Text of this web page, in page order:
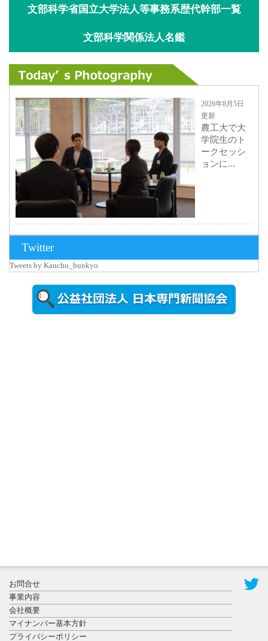
文部科学省国立大学法人等事務系歴代幹部一覧
文部科学関係法人名鑑
2026年8月5日
更新
農工大で大
学院生のト
ークセッシ
ョンに...
ォトスポッ
ト （8...
県警等と大
規模災害時
連携協定を
締結し...
Twitter
Tweets by Kancho_bunkyo
お問合せ
事業内容
会社概要
マイナンバー基本方針
プライバシーポリシー